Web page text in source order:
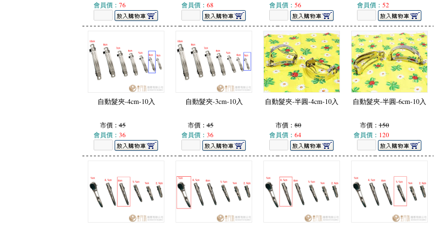
會員價： 76
會員價： 68
會員價： 56
會員價： 52
自動髮夾-4cm-10入
市價：45
會員價： 36
自動髮夾-3cm-10入
市價：45
會員價： 36
自動髮夾-半圓-4cm-10入
市價：80
會員價： 64
自動髮夾-半圓-6cm-10入
市價：150
會員價： 120